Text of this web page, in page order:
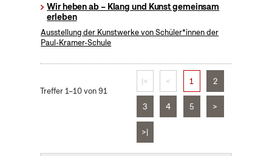
Wir heben ab – Klang und Kunst gemeinsam
erleben
Ausstellung der Kunstwerke von Schüler*innen der
Paul-Kramer-Schule
Treffer 1–10 von 91
|< < 1 2
3 4 5 >
>|